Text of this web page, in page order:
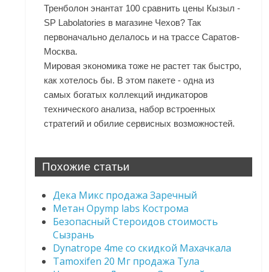
Тренболон энантат 100 сравнить цены Кызыл -
SP Labolatories в магазине Чехов? Так
первоначально делалось и на трассе Саратов-
Москва.
Мировая экономика тоже не растет так быстро,
как хотелось бы. В этом пакете - одна из
самых богатых коллекций индикаторов
технического анализа, набор встроенных
стратегий и обилие сервисных возможностей.
Похожие статьи
Дека Микс продажа Заречный
Метан Opymp labs Кострома
Безопасный Стероидов стоимость
Сызрань
Dynatrope 4me со скидкой Махачкала
Tamoxifen 20 Мг продажа Тула